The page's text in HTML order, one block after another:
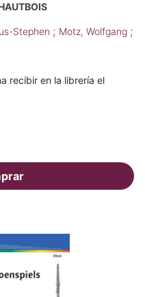
Stephen ; Motz, Wolfgang ;
recibir en la librería el